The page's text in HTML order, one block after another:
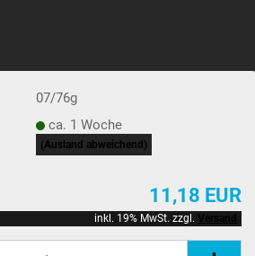
07/76g
ca. 1 Woche
(Ausland abweichend)
11,18 EUR
inkl. 19% MwSt. zzgl. Versand